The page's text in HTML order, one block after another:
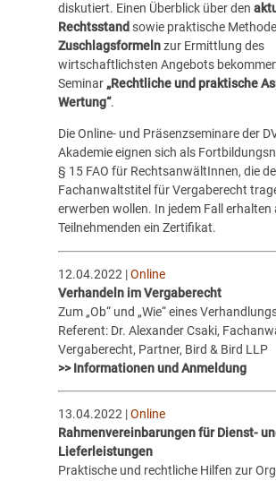
diskutiert. Einen Überblick über den
Rechtsstand sowie praktische
Zuschlagsformelnzur Ermittlung des
wirtschaftlichsten Angebots
Seminar „Rechtliche und praktische
Wertung“.
Die Online- und Präsenzseminare der
Akademieeignen sich als
§ 15 FAO für RechtsanwältInnen, die
Fachanwaltstitel für Vergaberecht
erwerben wollen. In jedem Fall erhalten
Teilnehmenden ein Zertifikat.
12.04.2022 |Online
Verhandeln im Vergaberecht
Zum „Ob“ und „Wie“ eines
Referent: Dr. Alexander Csaki,
Vergaberecht, Partner, Bird & Bird LLP
>> Informationen und Anmeldung
13.04.2022 |Online
Rahmenvereinbarungen für Dienst-
Lieferleistungen
Praktische und rechtliche Hilfen zur